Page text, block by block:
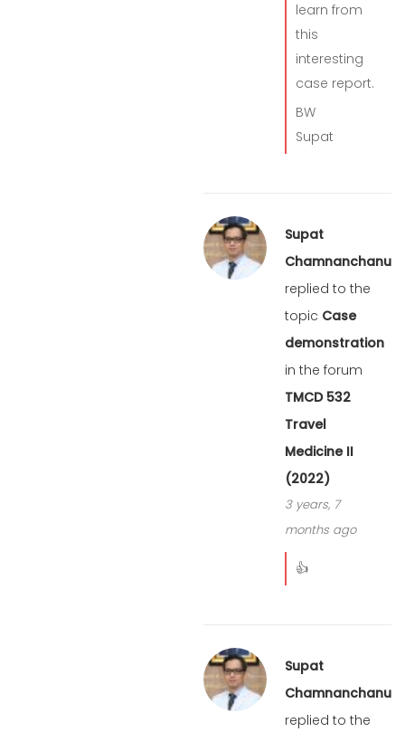
learn from
this
interesting
case report.
BW
Supat
Supat
Chamnanchanunt
replied to the
topic Case
demonstration
in the forum
TMCD 532
Travel
Medicine II
(2022)
3 years, 7
months ago
👍
Supat
Chamnanchanunt
replied to the